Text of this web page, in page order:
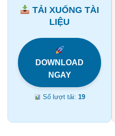
TẢI XUỐNG TÀI
LIỆU
DOWNLOAD
NGAY
Số lượt tải:19